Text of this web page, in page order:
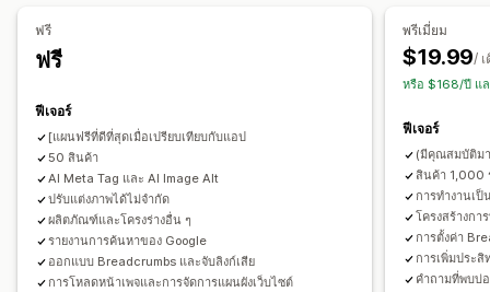
การปรับความเร็วให้เหมาะสม
การเพิ่มประสิทธิภาพ Metadata
การเฝ้าติดตามประสิทธิภาพ
คะแนน SEO การตรวจสอบ การรายงาน
ข้อมูลเชิงลึกและเคล็ดลับ
การวิเคราะห์คำสำคัญ
การวิเคราะห์ลิงก์
การวิเคราะห์เนื้อหา ยอดเข้าชมเว็บไซต์
ฟรี
ฟรี
ฟีเจอร์
[แผนฟรีที่ดีที่สุดเมื่อเปรียบเทียบกับแอป
50 สินค้า
AI Meta Tag และ AI Image Alt
ปรับแต่งภาพได้ไม่จำกัด
ผลิตภัณฑ์และโครงร่างอื่น ๆ
รายงานการค้นหาของ Google
ออกแบบ Breadcrumbs และจับลิงก์เสีย
การโหลดหน้าเพจและการจัดการแผนผังเว็บไซต์
พรีเมี่ยม
$19.99/
หรือ $168/ปี แ
ฟีเจอร์
(มีคุณสมบัติม
สินค้า 1,000
การทำงานเ
โครงสร้างก
การตั้งค่า
การเพิ่มประ
คำถามที่พบบ่